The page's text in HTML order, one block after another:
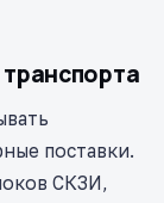
поставки.
СКЗИ,